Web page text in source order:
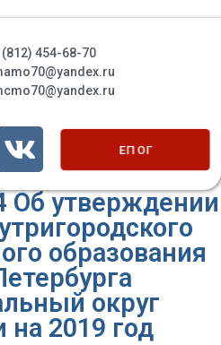
(812) 454-68-70
ЕП ОГ
утверждении
образования
округ
на 2019 год